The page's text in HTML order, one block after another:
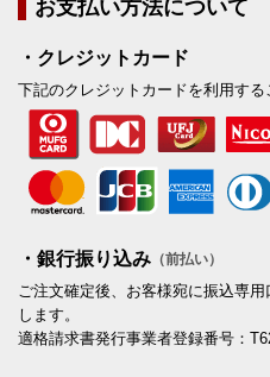
お支払い方法について
・クレジットカード
下記のクレジットカードを利用する
・銀行振り込み （前払い）
ご注文確定後、お客様宛に振込専
します。
適格請求書発行事業者登録番号：